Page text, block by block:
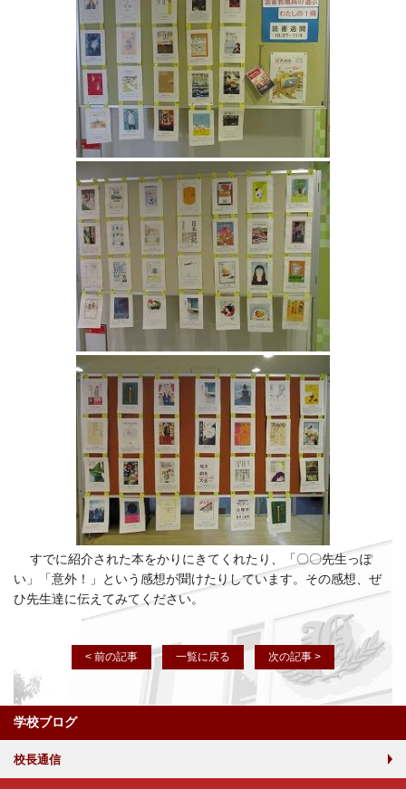
すでに紹介された本をかりにきてくれたり、「〇〇先生っぽ
い」「意外！」という感想が聞けたりしています。その感想、ぜ
ひ先生達に伝えてみてください。
< 前の記事 一覧に戻る 次の記事 >
学校ブログ
校長通信